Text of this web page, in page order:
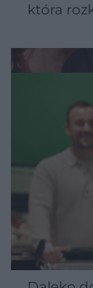
która